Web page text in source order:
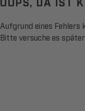
Aufgrund eines Fehlers
Bitte versuche es später